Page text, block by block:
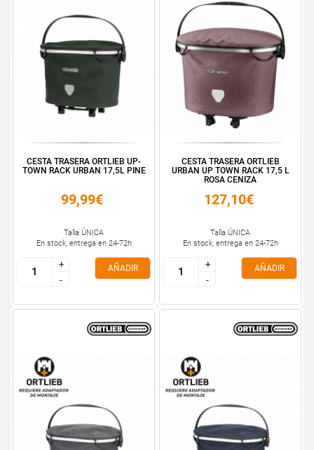
CESTA TRASERA ORTLIEB UP-
TOWN RACK URBAN 17,5L PINE
99,99€
Talla ÚNICA
En stock, entrega en 24-72h
+
-
+
-
AÑADIR
CESTA TRASERA ORTLIEB
URBAN UP TOWN RACK 17,5 L
ROSA CENIZA
127,10€
Talla ÚNICA
En stock, entrega en 24-72h
+
-
+
-
AÑADIR